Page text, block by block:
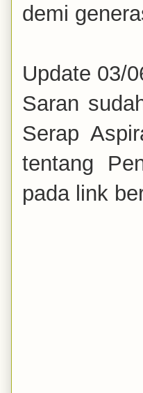
demi
Update 03/
Saran
Serap
tentang
pada link